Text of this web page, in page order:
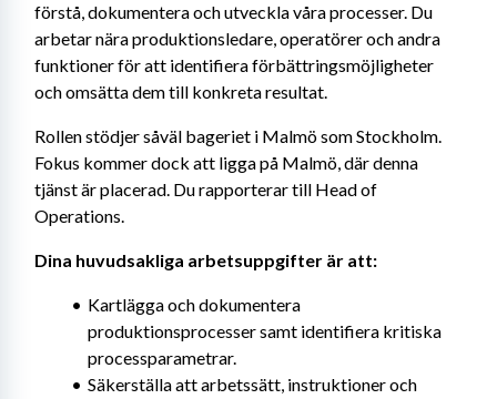
förstå, dokumentera och utveckla våra processer. Du
arbetar nära produktionsledare, operatörer och andra
funktioner för att identifiera förbättringsmöjligheter
och omsätta dem till konkreta resultat.
Rollen stödjer såväl bageriet i Malmö som Stockholm.
Fokus kommer dock att ligga på Malmö, där denna
tjänst är placerad. Du rapporterar till Head of
Operations.
Dina huvudsakliga arbetsuppgifter är att:
Kartlägga och dokumentera
produktionsprocesser samt identifiera kritiska
processparametrar.
Säkerställa att arbetssätt, instruktioner och